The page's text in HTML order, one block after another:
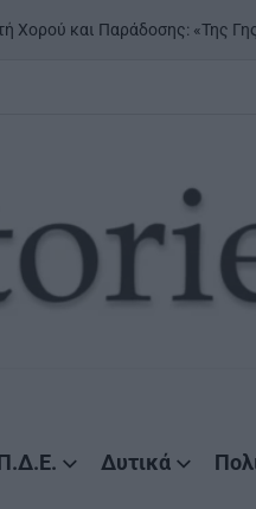
«Της Γης το Πανηγύρι»
Δυτικά